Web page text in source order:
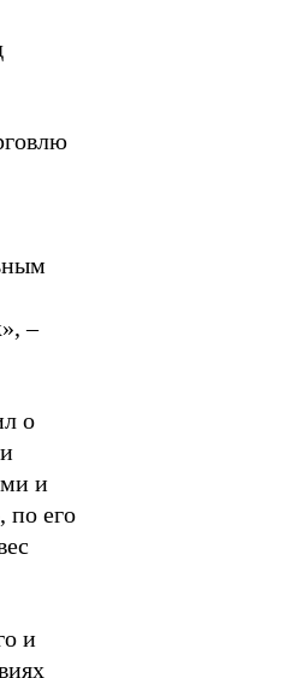
–
о
и
по его
и